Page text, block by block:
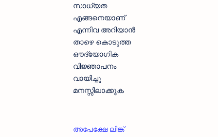
സാധ്യത
എങ്ങനെയാണ്
എന്നിവ അറിയാന്‍
താഴെ കൊടുത്ത
ഔദ്യോഗിക
വിജ്ഞാപനം
വായിച്ചു
മനസ്സിലാക്കുക
അപേക്ഷേ ലിങ്ക്